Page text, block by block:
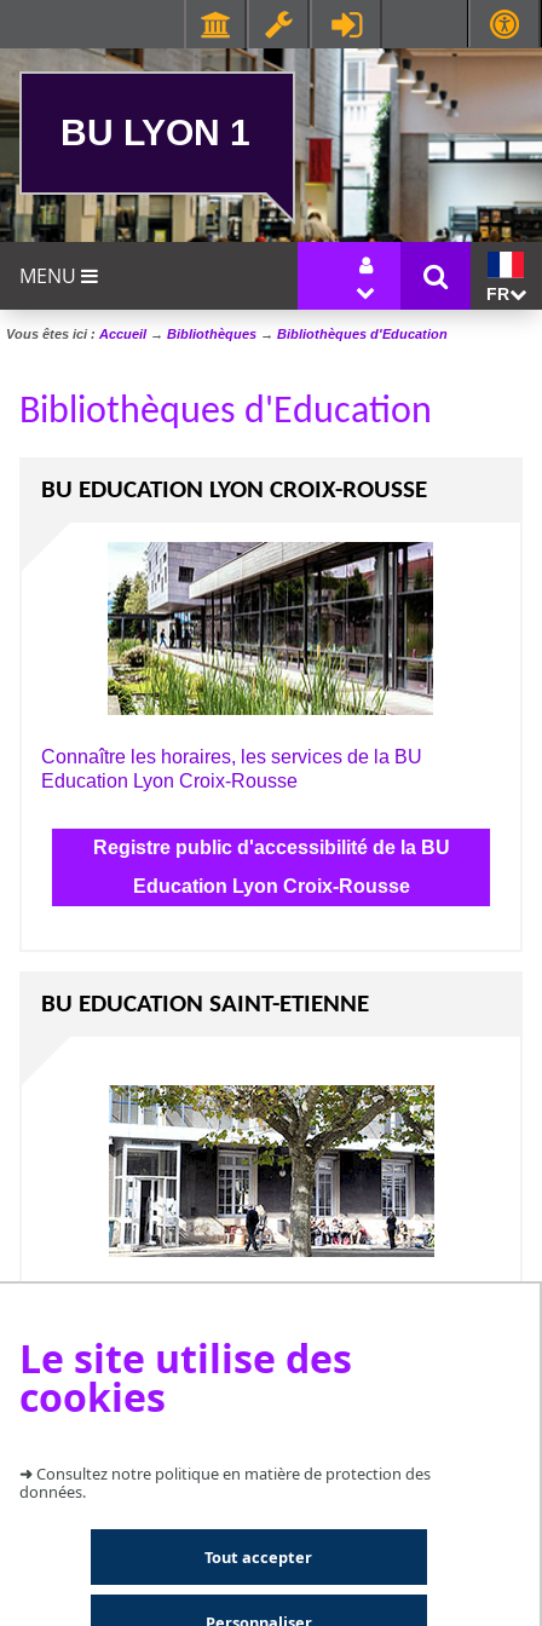
Le site utilise des
cookies
➜Consultez notre politique en matière de protection des
données.
Tout accepter
BU LYON 1
MENU
FR
Vous êtes ici : Accueil→ Bibliothèques → Bibliothèques d'Education
Bibliothèques d'Education
BU EDUCATION LYON CROIX-ROUSSE
Connaître les horaires, les services de la BU
Education Lyon Croix-Rousse
Registre public d'accessibilité de la BU
Education Lyon Croix-Rousse
BU EDUCATION SAINT-ETIENNE